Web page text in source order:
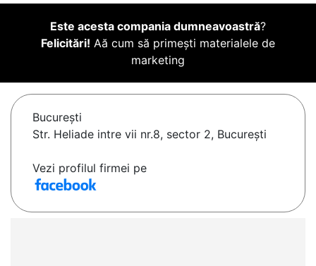
Este acesta compania dumneavoastră?
Felicitări! Aă cum să primești materialele de
marketing
Bucureşti
Str. Heliade intre vii nr.8, sector 2, București
Vezi profilul firmei pe